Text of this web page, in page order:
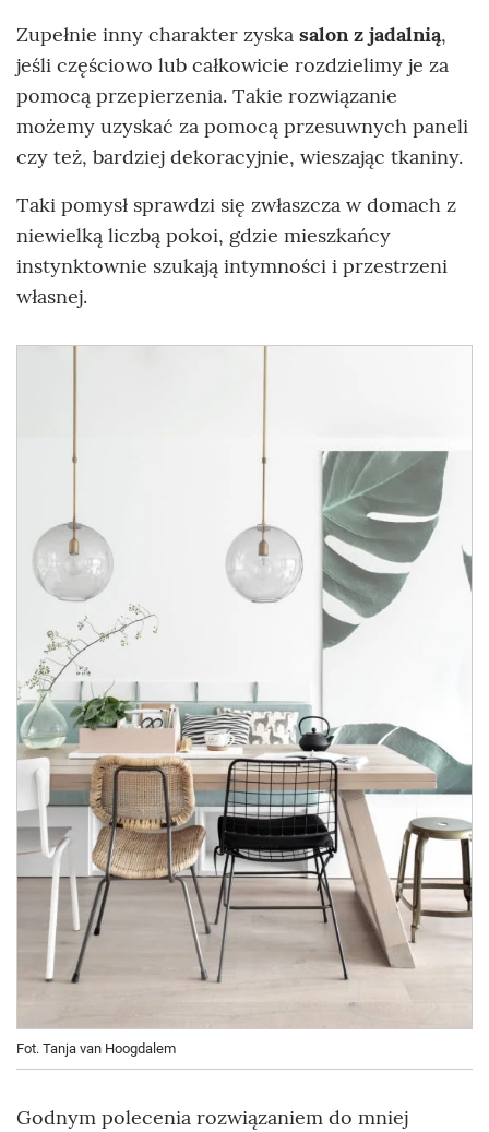
Zupełnie inny charakter zyska salon z jadalnią,
jeśli częściowo lub całkowicie rozdzielimy je za
pomocą przepierzenia. Takie rozwiązanie
możemy uzyskać za pomocą przesuwnych paneli
czy też, bardziej dekoracyjnie, wieszając tkaniny.
Taki pomysł sprawdzi się zwłaszcza w domach z
niewielką liczbą pokoi, gdzie mieszkańcy
instynktownie szukają intymności i przestrzeni
własnej.
Fot. Tanja van Hoogdalem
Godnym polecenia rozwiązaniem do mniej